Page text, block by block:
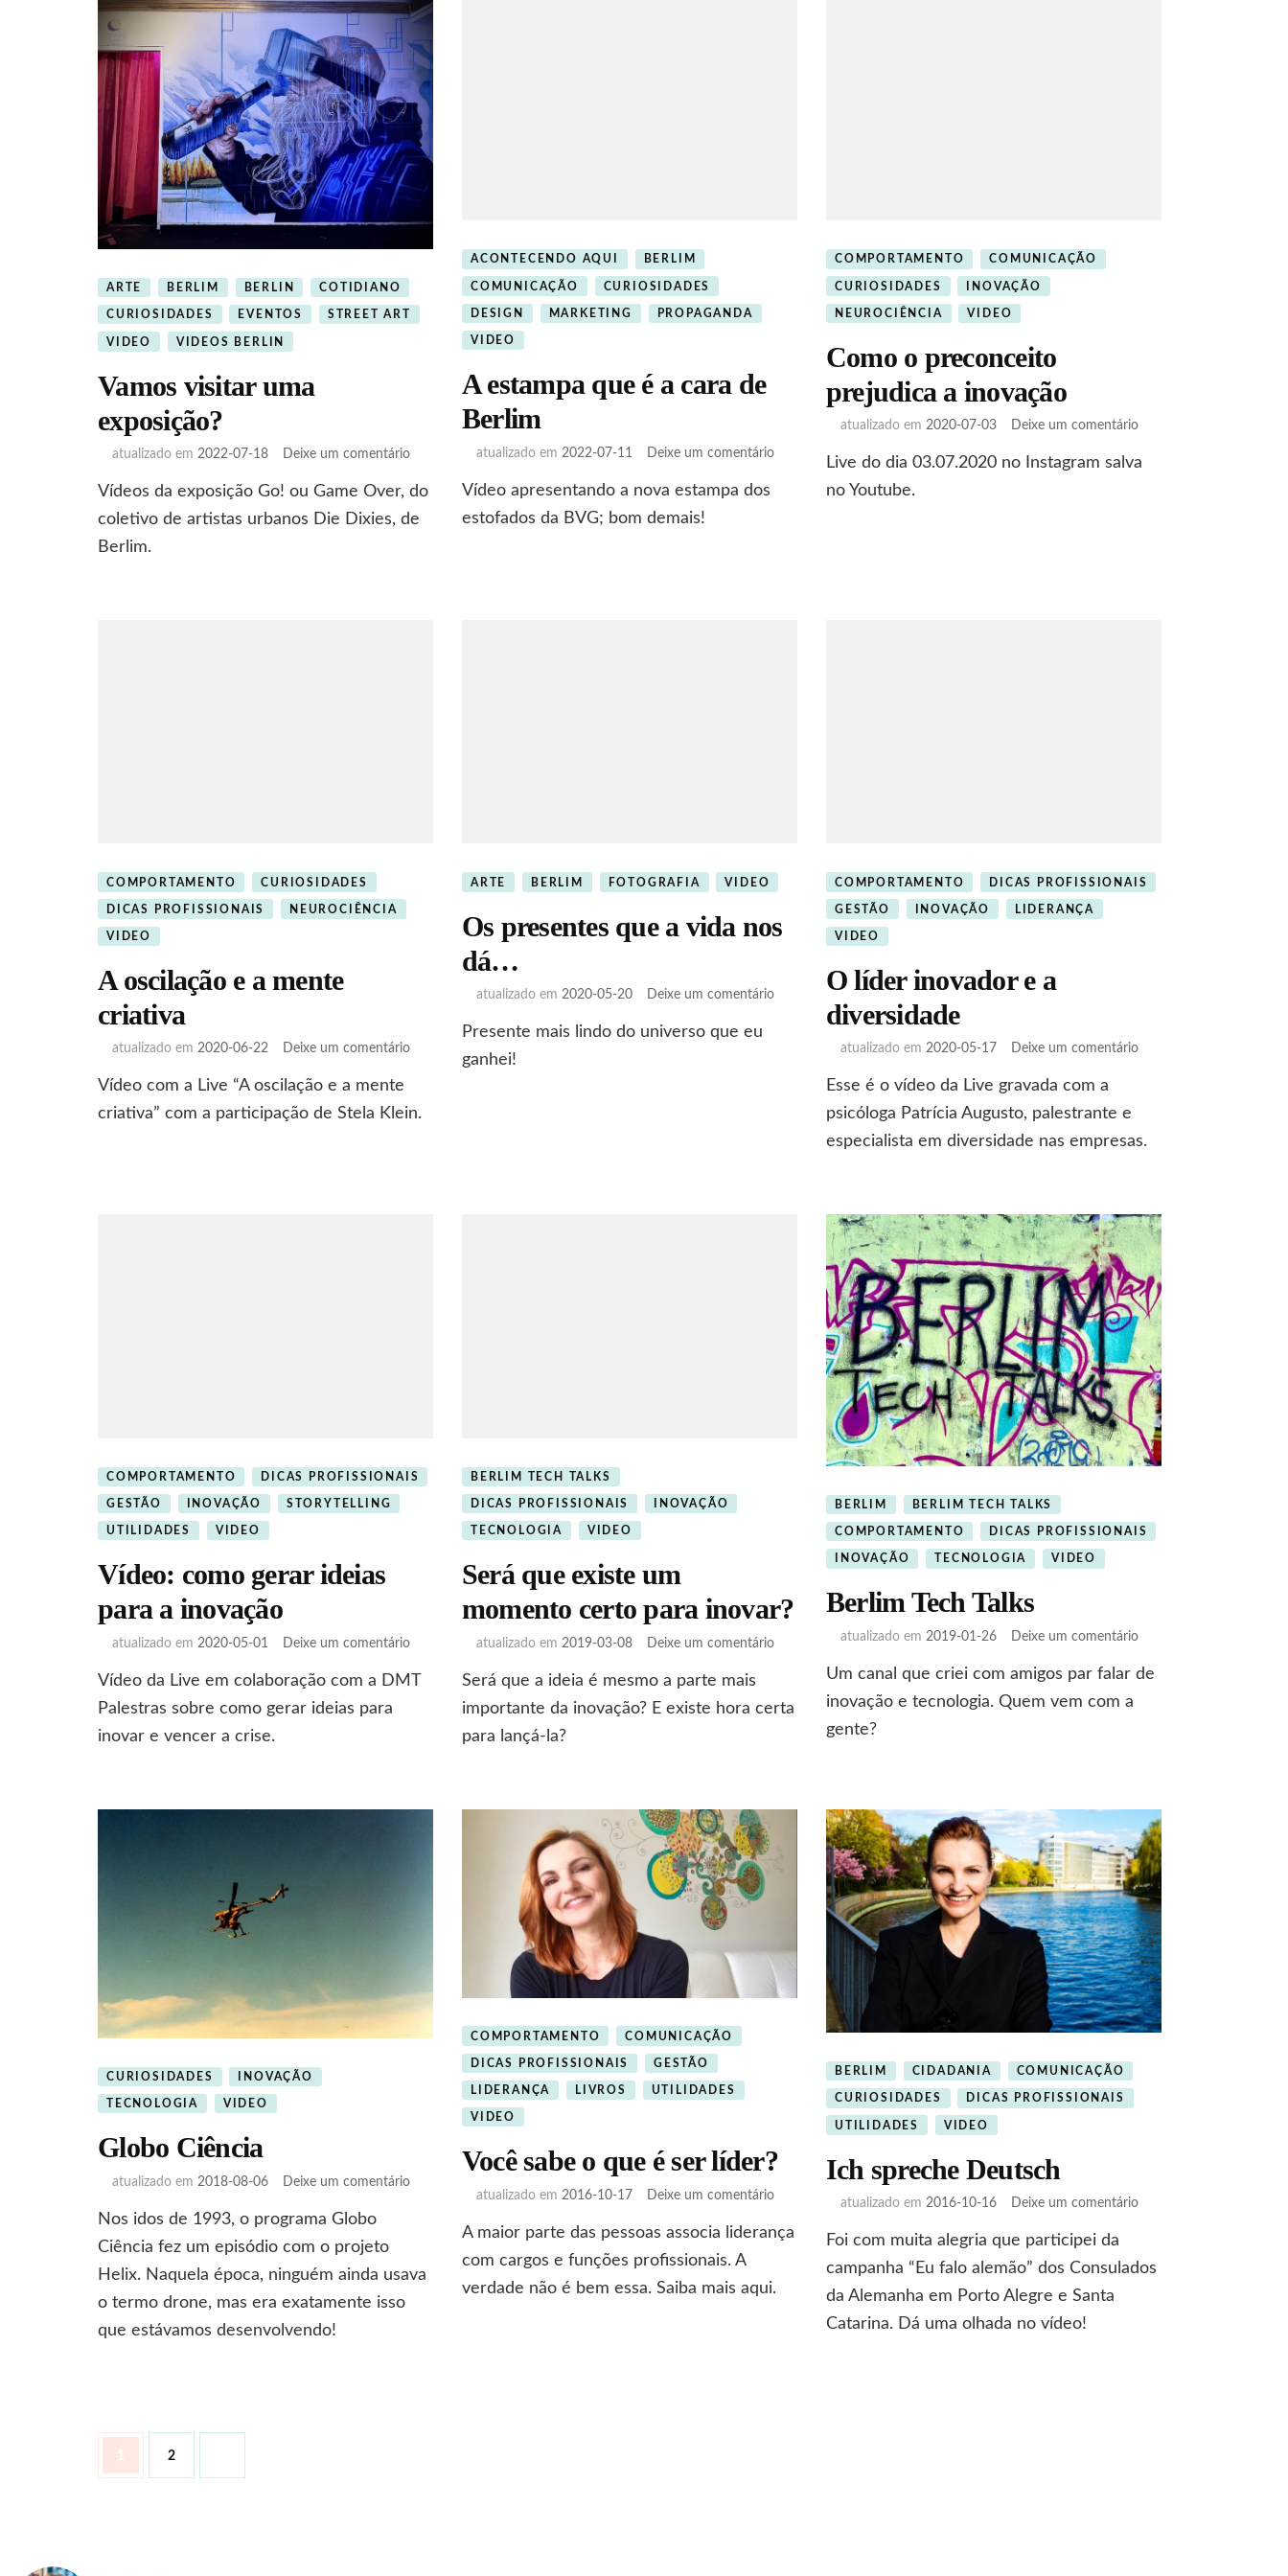
ARTE BERLIM BERLIN COTIDIANO
CURIOSIDADES EVENTOS STREET ART
VIDEO VIDEOS BERLIN
Vamos visitar uma
exposição?
atualizado em 2022-07-18 Deixe um comentárioem
visitar
uma
Vídeos da exposição Go! ou Game Over, do
coletivo de artistas urbanos Die Dixies, de
Berlim.
ACONTECENDO AQUI BERLIM
COMUNICAÇÃO CURIOSIDADES
DESIGN MARKETING PROPAGANDA
VIDEO
A estampa que é a cara de
Berlim
atualizado em 2022-07-11 Deixe um comentárioem
Vídeo apresentando a nova estampa dos
estofados da BVG; bom demais!
COMPORTAMENTO COMUNICAÇÃO
CURIOSIDADES INOVAÇÃO
NEUROCIÊNCIA VIDEO
Como o preconceito
prejudica a inovação
atualizado em 2020-07-03 Deixe um comentárioem
o
Live do dia 03.07.2020 no Instagram salva
no Youtube.
COMPORTAMENTO CURIOSIDADES
DICAS PROFISSIONAIS NEUROCIÊNCIA
VIDEO
A oscilação e a mente
criativa
atualizado em 2020-06-22 Deixe um comentárioem
e
Vídeo com a Live “A oscilação e a mente
criativa” com a participação de Stela Klein.
ARTE BERLIM FOTOGRAFIA VIDEO
Os presentes que a vida nos
dá…
atualizado em 2020-05-20 Deixe um comentárioem
Presente mais lindo do universo que eu
ganhei!
COMPORTAMENTO DICAS PROFISSIONAIS
GESTÃO INOVAÇÃO LIDERANÇA
VIDEO
O líder inovador e a
diversidade
atualizado em 2020-05-17 Deixe um comentárioem
a
Esse é o vídeo da Live gravada com a
psicóloga Patrícia Augusto, palestrante e
especialista em diversidade nas empresas.
COMPORTAMENTO DICAS PROFISSIONAIS
GESTÃO INOVAÇÃO STORYTELLING
UTILIDADES VIDEO
Vídeo: como gerar ideias
para a inovação
atualizado em 2020-05-01 Deixe um comentárioem
Vídeo da Live em colaboração com a DMT
Palestras sobre como gerar ideias para
inovar e vencer a crise.
BERLIM TECH TALKS
DICAS PROFISSIONAIS INOVAÇÃO
TECNOLOGIA VIDEO
Será que existe um
momento certo para inovar?
atualizado em 2019-03-08 Deixe um comentárioem
existe
Será que a ideia é mesmo a parte mais
importante da inovação? E existe hora certa
para lançá-la?
BERLIM BERLIM TECH TALKS
COMPORTAMENTO DICAS PROFISSIONAIS
INOVAÇÃO TECNOLOGIA VIDEO
Berlim Tech Talks
atualizado em 2019-01-26 Deixe um comentárioem
Tech
Um canal que criei com amigos par falar de
inovação e tecnologia. Quem vem com a
gente?
CURIOSIDADES INOVAÇÃO
TECNOLOGIA VIDEO
Globo Ciência
atualizado em 2018-08-06 Deixe um comentárioem
Nos idos de 1993, o programa Globo
Ciência fez um episódio com o projeto
Helix. Naquela época, ninguém ainda usava
o termo drone, mas era exatamente isso
que estávamos desenvolvendo!
COMPORTAMENTO COMUNICAÇÃO
DICAS PROFISSIONAIS GESTÃO
LIDERANÇA LIVROS UTILIDADES
VIDEO
Você sabe o que é ser líder?
atualizado em 2016-10-17 Deixe um comentárioem
sabe
é
A maior parte das pessoas associa liderança
com cargos e funções profissionais. A
verdade não é bem essa. Saiba mais aqui.
BERLIM CIDADANIA COMUNICAÇÃO
CURIOSIDADES DICAS PROFISSIONAIS
UTILIDADES VIDEO
Ich spreche Deutsch
atualizado em 2016-10-16 Deixe um comentárioem
Deutsch
Foi com muita alegria que participei da
campanha “Eu falo alemão” dos Consulados
da Alemanha em Porto Alegre e Santa
Catarina. Dá uma olhada no vídeo!
Paginação
de
Página
1 Página
2